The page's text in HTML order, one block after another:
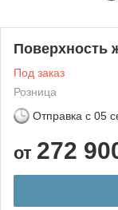
Поверхность
Под заказ
Розница
Отправка с 05
от 272